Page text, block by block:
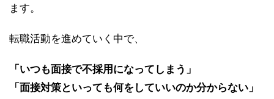
ます。
転職活動を進めていく中で、
「いつも面接で不採用になってしまう」
「面接対策といっても何をしていいのか分からない」